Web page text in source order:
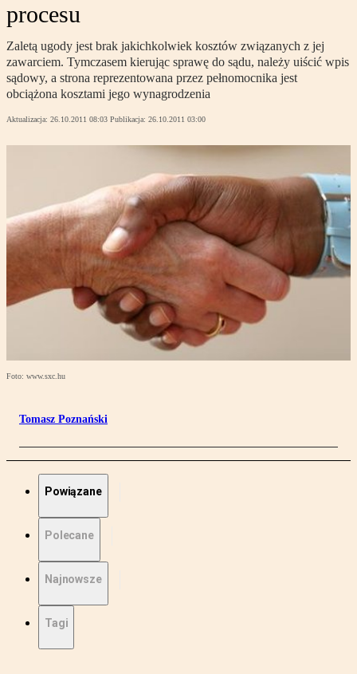
procesu
Zaletą ugody jest brak jakichkolwiek kosztów związanych z jej
zawarciem. Tymczasem kierując sprawę do sądu, należy uiścić wpis
sądowy, a strona reprezentowana przez pełnomocnika jest
obciążona kosztami jego wynagrodzenia
Aktualizacja: 26.10.2011 08:03 Publikacja: 26.10.2011 03:00
Foto: www.sxc.hu
Tomasz Poznański
Powiązane
Polecane
Najnowsze
Tagi